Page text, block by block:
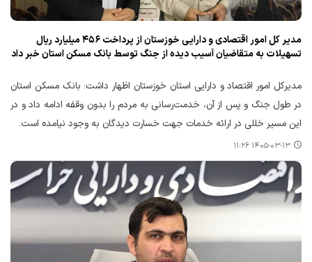
مدیر کل امور اقتصادی و دارایی خوزستان از پرداخت ۴۵۶ میلیارد ریال
تسهیلات به متقاضیان آسیب دیده از جنگ توسط بانک مسکن استان خبر داد
مدیرکل امور اقتصاد و دارایی استان خوزستان اظهار داشت: بانک مسکن استان
در طول جنگ و پس از آن، خدمت‌رسانی به مردم را بدون وقفه ادامه داد و در
این مسیر خللی در ارائه خدمات جهت خسارت دیدگان به وجود نیامده است.
۱۴۰۵-۰۳-۱۳ ۱۱:۲۶